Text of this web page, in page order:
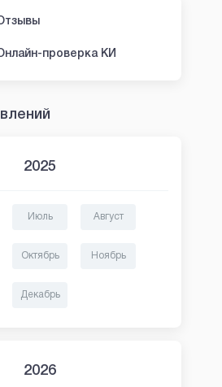
проверка КИ
2025
Июль Август
Октябрь Ноябрь
Декабрь
2026